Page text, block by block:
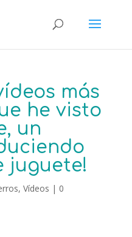
más
he visto
un
juguete!
, Vídeos | 0